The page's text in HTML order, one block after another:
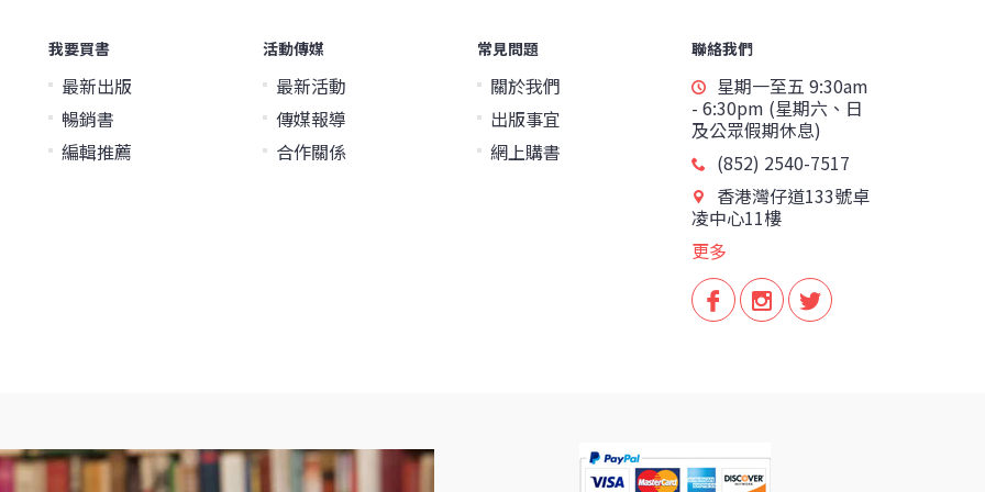
我要買書
最新出版
暢銷書
編輯推薦
活動傳媒
最新活動
傳媒報導
合作關係
常見問題
關於我們
出版事宜
網上購書
聯絡我們
星期一至五 9:30am
- 6:30pm (星期六、日
及公眾假期休息)
(852) 2540-7517
香港灣仔道133號卓
凌中心11樓
更多